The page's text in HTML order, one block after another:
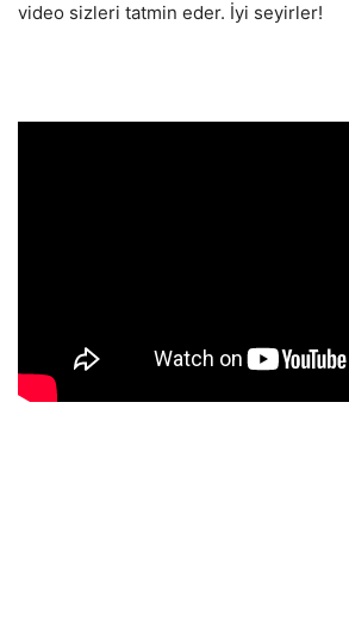
video sizleri tatmin eder. İyi seyirler!